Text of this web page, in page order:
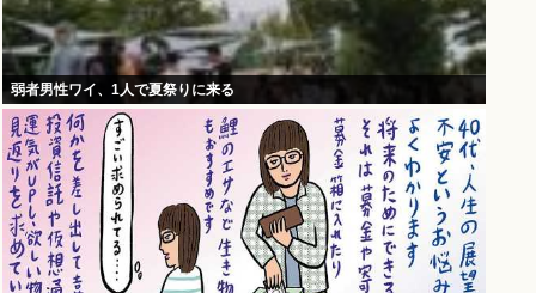
弱者男性ワイ、1人で夏祭りに来る